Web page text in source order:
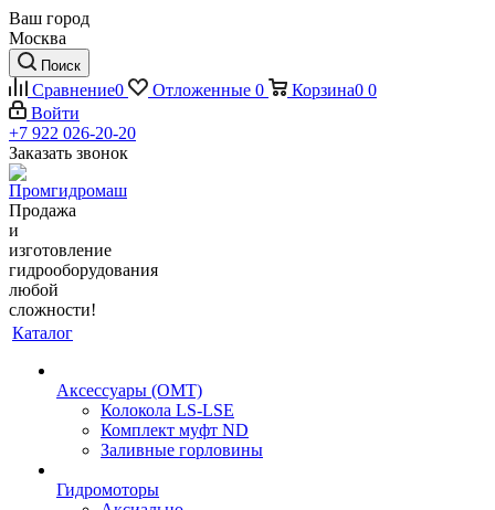
Ваш город
Москва
Поиск
Сравнение0 Отложенные 0 Корзина0 0
Войти
+7 922 026-20-20
Заказать звонок
Продажа
и
изготовление
гидрооборудования
любой
сложности!
Каталог
Аксессуары (OMT)
Колокола LS-LSE
Комплект муфт ND
Заливные горловины
Гидромоторы